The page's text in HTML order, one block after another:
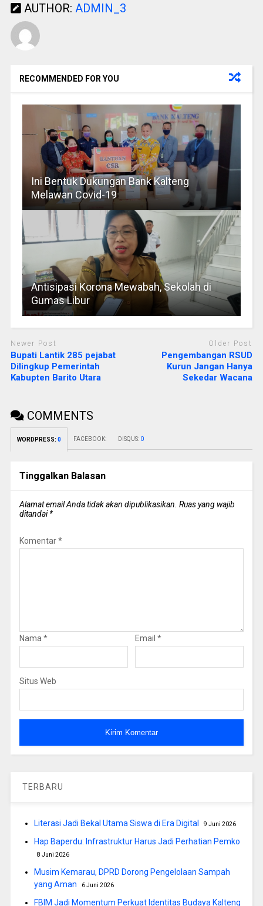
AUTHOR: ADMIN_3
RECOMMENDED FOR YOU
Ini Bentuk Dukungan Bank Kalteng
Melawan Covid-19
Antisipasi Korona Mewabah, Sekolah di
Gumas Libur
Newer Post
Bupati Lantik 285 pejabat
Dilingkup Pemerintah
Kabupten Barito Utara
Older Post
Pengembangan RSUD
Kurun Jangan Hanya
Sekedar Wacana
COMMENTS
WORDPRESS: 0 FACEBOOK: DISQUS: 0
Tinggalkan Balasan
Alamat email Anda tidak akan dipublikasikan. Ruas yang wajib
ditandai*
Komentar*
Nama* Email *
Situs Web
TERBARU
Literasi Jadi Bekal Utama Siswa di Era Digital 9 Juni 2026
Hap Baperdu: Infrastruktur Harus Jadi Perhatian Pemko
8 Juni 2026
Musim Kemarau, DPRD Dorong Pengelolaan Sampah
yang Aman
6 Juni 2026
FBIM Jadi Momentum Perkuat Identitas Budaya Kalteng